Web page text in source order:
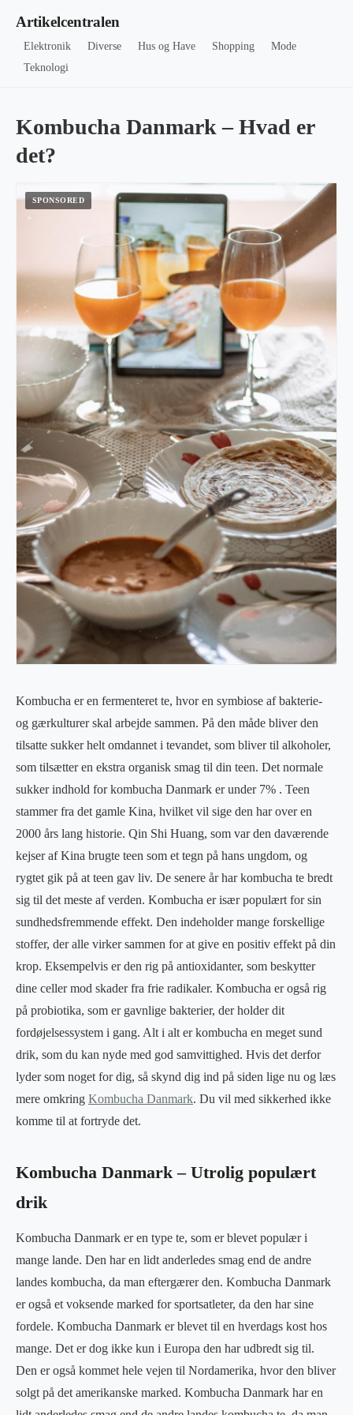
Artikelcentralen
Elektronik Diverse Hus og Have Shopping
Mode
Teknologi
Kombucha Danmark – Hvad er
det?
Kombucha er en fermenteret te, hvor en symbiose af bakterie-
og gærkulturer skal arbejde sammen. På den måde bliver den
tilsatte sukker helt omdannet i tevandet, som bliver til alkoholer,
som tilsætter en ekstra organisk smag til din teen. Det normale
sukker indhold for kombucha Danmark er under 7% . Teen
stammer fra det gamle Kina, hvilket vil sige den har over en
2000 års lang historie. Qin Shi Huang, som var den daværende
kejser af Kina brugte teen som et tegn på hans ungdom, og
rygtet gik på at teen gav liv. De senere år har kombucha te bredt
sig til det meste af verden. Kombucha er især populært for sin
sundhedsfremmende effekt. Den indeholder mange forskellige
stoffer, der alle virker sammen for at give en positiv effekt på din
krop. Eksempelvis er den rig på antioxidanter, som beskytter
dine celler mod skader fra frie radikaler. Kombucha er også rig
på probiotika, som er gavnlige bakterier, der holder dit
fordøjelsessystem i gang. Alt i alt er kombucha en meget sund
drik, som du kan nyde med god samvittighed. Hvis det derfor
lyder som noget for dig, så skynd dig ind på siden lige nu og læs
mere omkring Kombucha Danmark. Du vil med sikkerhed ikke
komme til at fortryde det.
Kombucha Danmark – Utrolig populært
drik
Kombucha Danmark er en type te, som er blevet populær i
mange lande. Den har en lidt anderledes smag end de andre
landes kombucha, da man eftergærer den. Kombucha Danmark
er også et voksende marked for sportsatleter, da den har sine
fordele. Kombucha Danmark er blevet til en hverdags kost hos
mange. Det er dog ikke kun i Europa den har udbredt sig til.
Den er også kommet hele vejen til Nordamerika, hvor den bliver
solgt på det amerikanske marked. Kombucha Danmark har en